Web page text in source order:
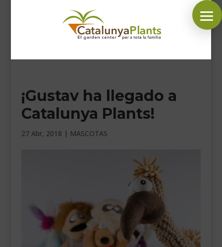
SÍGUENOS EN:
INICIO
PLANTAS
___________________________
¡Gustav ha llegado a
Catalunya Plants!
27 Abr, 2018 | MASCOTAS